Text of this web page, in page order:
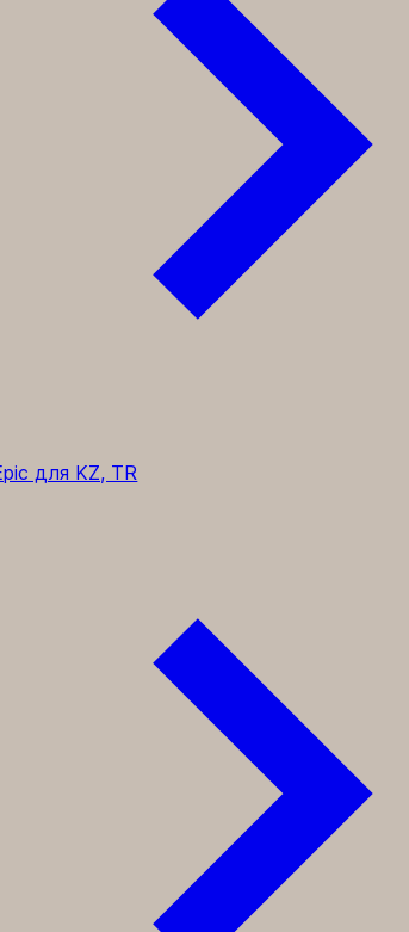
для KZ, TR